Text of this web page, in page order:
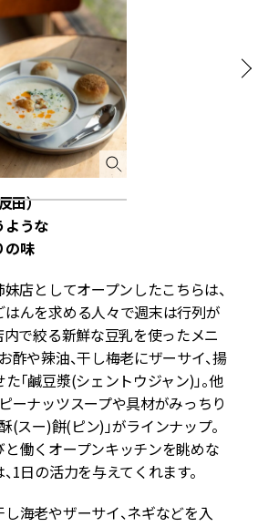
田）
ような
の味
妹店としてオープンしたこちらは、
んを求める人々で週末は行列が
内で絞る新鮮な豆乳を使ったメニ
酢や辣油、干し梅老にザーサイ、揚
「鹹豆漿(シェントウジャン)」。他
ーナッツスープや具材がみっちり
(スー)餅(ピン)」がラインナップ。
働くオープンキッチンを眺めな
1日の活力を与えてくれます。
海老やザーサイ、ネギなどを入